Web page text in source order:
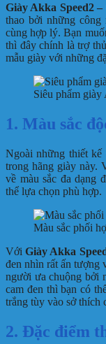
Giày Akka Speed2
thao bởi những
cùng hợp lý. Bạn
thì đây chính là trợ
mẫu giày với những
Siêu phẩm giày
1. Màu sắc
Ngoài những thiết
trong hãng giày này.
về màu sắc đa dạng
thể lựa chọn phù hợp.
Màu sắc phối
VớiGiày Akka
đen nhìn rất ấn tượng
người ưa chuộng bởi
cam đen thì bạn có
trắng tùy vào sở thích
2. Đặc điểm